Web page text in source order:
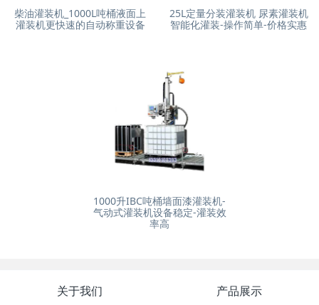
柴油灌装机_1000L吨桶液面上
灌装机更快速的自动称重设备
25L定量分装灌装机 尿素灌装机
智能化灌装-操作简单-价格实惠
1000升IBC吨桶墙面漆灌装机-
气动式灌装机设备稳定-灌装效
率高
关于我们 产品展示